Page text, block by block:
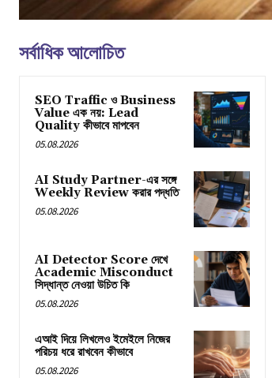
সর্বাধিক আলোচিত
SEO Traffic ও Business
Value এক নয়: Lead
Quality কীভাবে মাপবেন
05.08.2026
AI Study Partner-এর সঙ্গে
Weekly Review করার পদ্ধতি
05.08.2026
AI Detector Score দেখে
Academic Misconduct
সিদ্ধান্ত নেওয়া উচিত কি
05.08.2026
এআই দিয়ে লিখলেও ইমেইলে নিজের
পরিচয় ধরে রাখবেন কীভাবে
05.08.2026